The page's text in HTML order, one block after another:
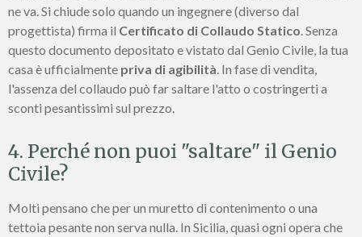
ne va. Si chiude solo quando un ingegnere (diverso dal
progettista) firma il Certificato di Collaudo Statico . Senza
questo documento depositato e vistato dal Genio Civile, la tua
casa è ufficialmente priva di agibilità . In fase di vendita,
l'assenza del collaudo può far saltare l'atto o costringerti a
sconti pesantissimi sul prezzo.
4. Perché non puoi "saltare" il Genio
Civile?
Molti pensano che per un muretto di contenimento o una
tettoia pesante non serva nulla. In Sicilia, quasi ogni opera che